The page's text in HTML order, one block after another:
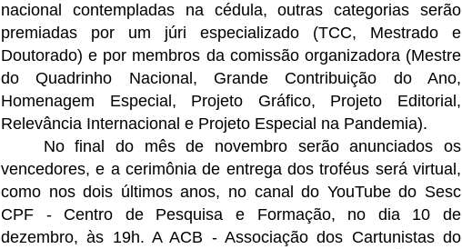
nacional contempladas na cédula, outras categorias serão
premiadas por um júri especializado (TCC, Mestrado e
Doutorado) e por membros da comissão organizadora (Mestre
do Quadrinho Nacional, Grande Contribuição do Ano,
Homenagem Especial, Projeto Gráfico, Projeto Editorial,
Relevância Internacional e Projeto Especial na Pandemia).
No final do mês de novembro serão anunciados os
vencedores, e a cerimônia de entrega dos troféus será virtual,
como nos dois últimos anos, no canal do YouTube do Sesc
CPF - Centro de Pesquisa e Formação, no dia 10 de
dezembro, às 19h. A ACB - Associação dos Cartunistas do